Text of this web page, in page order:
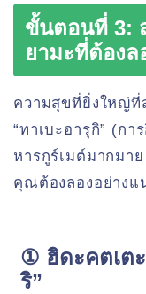
ขั้นตอนที่ 3:
ยามะที่ต้องล
ความสุขที่ยิ่งใหญ่ที่
“ทาเบะอารุกิ” (ก
หารกูร์เมต์มากมา
คุณต้องลองอย่างแ
① ฮิดะคตเต
ริ”